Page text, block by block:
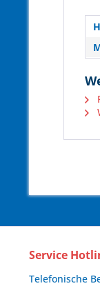
Service
Telefonische